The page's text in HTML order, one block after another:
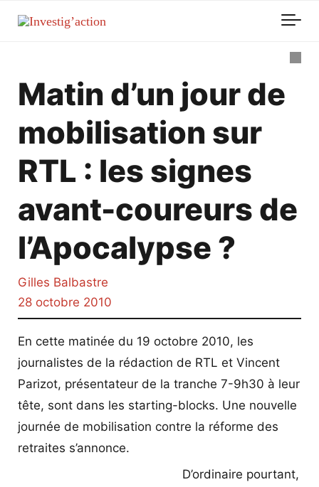
Matin d’un jour de
mobilisation sur
RTL : les signes
avant-coureurs de
l’Apocalypse ?
Gilles Balbastre
28 octobre 2010
En cette matinée du 19 octobre 2010, les
journalistes de la rédaction de RTL et Vincent
Parizot, présentateur de la tranche 7-9h30 à leur
tête, sont dans les starting-blocks. Une nouvelle
journée de mobilisation contre la réforme des
retraites s’annonce.
D’ordinaire pourtant,